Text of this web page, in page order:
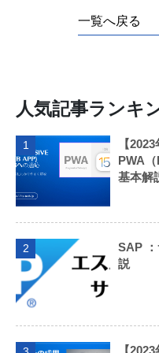
一覧へ戻る
人気記事ランキ
1
【
PWA
基本解
2
SAP
説
【